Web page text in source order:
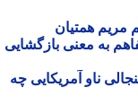
همتیان
به معنی بازگشایی
ناو آمریکایی چه